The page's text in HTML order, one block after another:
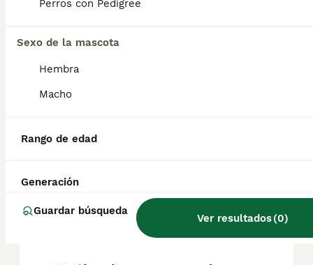
Perros con Pedigree
Sexo de la mascota
Hembra
Macho
Rango de edad
Generación
Guardar búsqueda
Ver resultados(0)
aproximadamente 880€, aunque los precios
ubicación.
¿Cómo es el carácter de
¿Cuáles son las ventajas y
desventajas de la raza Perro
Pastor De Las Shetland?